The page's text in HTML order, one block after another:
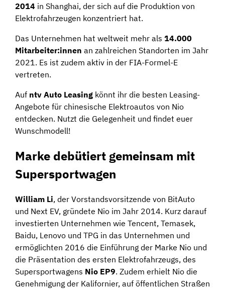
2014 in Shanghai, der sich auf die Produktion von
Elektrofahrzeugen konzentriert hat.
Das Unternehmen hat weltweit mehr als 14.000
Mitarbeiter:innen an zahlreichen Standorten im Jahr
2021. Es ist zudem aktiv in der FIA-Formel-E
vertreten.
Auf ntv Auto Leasing könnt ihr die besten Leasing-
Angebote für chinesische Elektroautos von Nio
entdecken. Nutzt die Gelegenheit und findet euer
Wunschmodell!
Marke debütiert gemeinsam mit
Supersportwagen
William Li, der Vorstandsvorsitzende von BitAuto
und Next EV, gründete Nio im Jahr 2014. Kurz darauf
investierten Unternehmen wie Tencent, Temasek,
Baidu, Lenovo und TPG in das Unternehmen und
ermöglichten 2016 die Einführung der Marke Nio und
die Präsentation des ersten Elektrofahrzeugs, des
Supersportwagens Nio EP9. Zudem erhielt Nio die
Genehmigung der Kalifornier, auf öffentlichen Straßen